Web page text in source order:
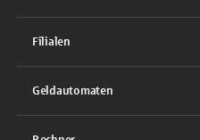
Filialen
Geldautomaten